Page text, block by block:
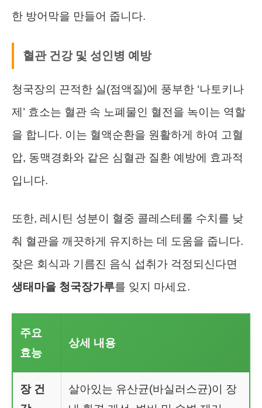
한 방어막을 만들어 줍니다.
혈관 건강 및 성인병 예방
청국장의 끈적한 실(점액질)에 풍부한 ‘나토키나
제’ 효소는 혈관 속 노폐물인 혈전을 녹이는 역할
을 합니다. 이는 혈액순환을 원활하게 하여 고혈
압, 동맥경화와 같은 심혈관 질환 예방에 효과적
입니다.
또한, 레시틴 성분이 혈중 콜레스테롤 수치를 낮
춰 혈관을 깨끗하게 유지하는 데 도움을 줍니다.
잦은 회식과 기름진 음식 섭취가 걱정되신다면
생태마을 청국장가루를 잊지 마세요.
주요
효능
상세 내용
장 건
살아있는 유산균(바실러스균)이 장